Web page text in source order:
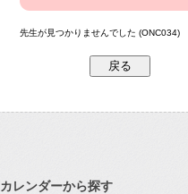
先生が見つかりませんでした (ONC034)
カレンダーから探す